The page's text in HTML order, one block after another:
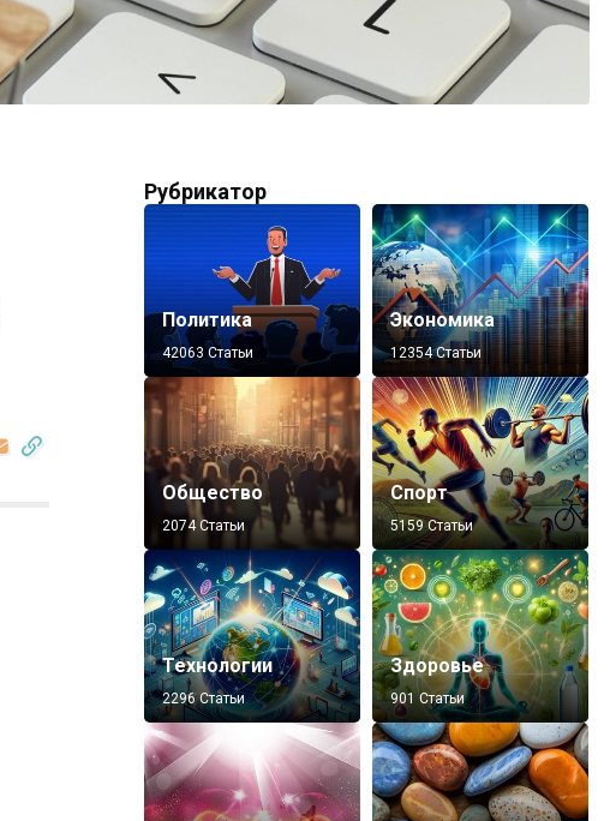
Рубрикатор
Политика
42063 Статьи
Экономика
12354 Статьи
Общество
2074 Статьи
Спорт
5159 Статьи
Технологии
2296 Статьи
Здоровье
901 Статьи